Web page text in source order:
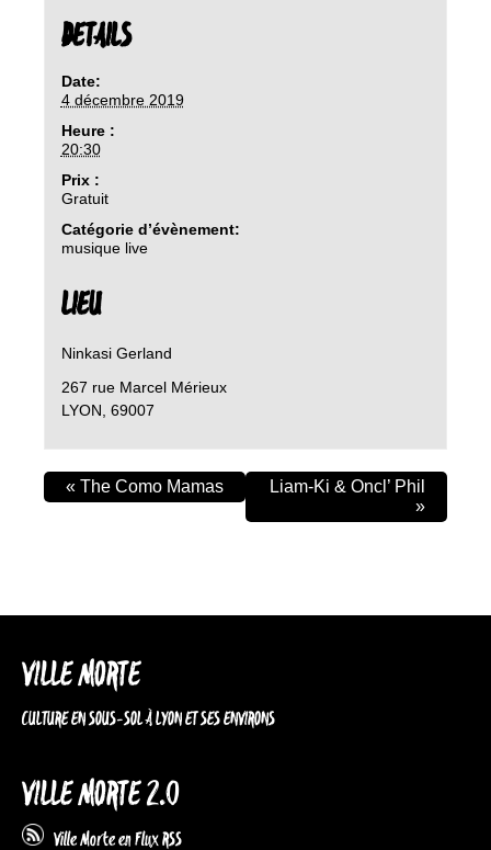
DETAILS
Date:
4 décembre 2019
Heure :
20:30
Prix :
Gratuit
Catégorie d’évènement:
musique live
LIEU
Ninkasi Gerland
267 rue Marcel Mérieux
LYON 69007
« The Como Mamas
Liam-Ki & Oncl’ Phil
»
VILLE MORTE
CULTURE EN SOUS-SOL À LYON ET SES ENVIRONS
VILLE MORTE 2.0
Ville Morte en Flux RSS